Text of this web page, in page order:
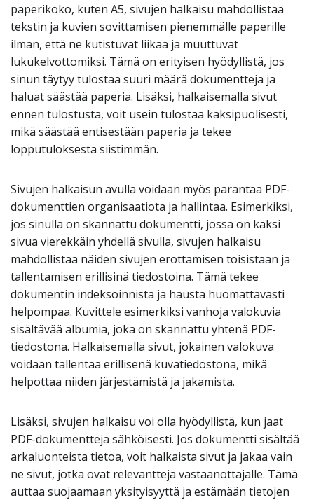
paperikoko, kuten A5, sivujen halkaisu mahdollistaa
tekstin ja kuvien sovittamisen pienemmälle paperille
ilman, että ne kutistuvat liikaa ja muuttuvat
lukukelvottomiksi. Tämä on erityisen hyödyllistä, jos
sinun täytyy tulostaa suuri määrä dokumentteja ja
haluat säästää paperia. Lisäksi, halkaisemalla sivut
ennen tulostusta, voit usein tulostaa kaksipuolisesti,
mikä säästää entisestään paperia ja tekee
lopputuloksesta siistimmän.
Sivujen halkaisun avulla voidaan myös parantaa PDF-
dokumenttien organisaatiota ja hallintaa. Esimerkiksi,
jos sinulla on skannattu dokumentti, jossa on kaksi
sivua vierekkäin yhdellä sivulla, sivujen halkaisu
mahdollistaa näiden sivujen erottamisen toisistaan ja
tallentamisen erillisinä tiedostoina. Tämä tekee
dokumentin indeksoinnista ja hausta huomattavasti
helpompaa. Kuvittele esimerkiksi vanhoja valokuvia
sisältävää albumia, joka on skannattu yhtenä PDF-
tiedostona. Halkaisemalla sivut, jokainen valokuva
voidaan tallentaa erillisenä kuvatiedostona, mikä
helpottaa niiden järjestämistä ja jakamista.
Lisäksi, sivujen halkaisu voi olla hyödyllistä, kun jaat
PDF-dokumentteja sähköisesti. Jos dokumentti sisältää
arkaluonteista tietoa, voit halkaista sivut ja jakaa vain
ne sivut, jotka ovat relevantteja vastaanottajalle. Tämä
auttaa suojaamaan yksityisyyttä ja estämään tietojen